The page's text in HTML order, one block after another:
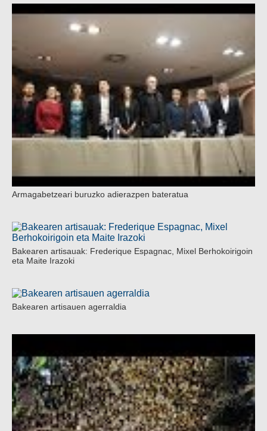
Armagabetzeari buruzko adierazpen bateratua
Bakearen artisauak: Frederique Espagnac, Mixel Berhokoirigoin
eta Maite Irazoki
Bakearen artisauen agerraldia